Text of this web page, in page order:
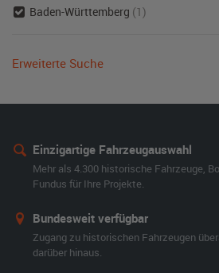
Baden-Württemberg (1)
Erweiterte Suche
Einzigartige Fahrzeugauswahl
Mehr als 4.300 historische Fahrzeuge,
Fundus für Ihre Projekte.
Bundesweit verfügbar
Zugang zu historischen Fahrzeugen
darüber hinaus.